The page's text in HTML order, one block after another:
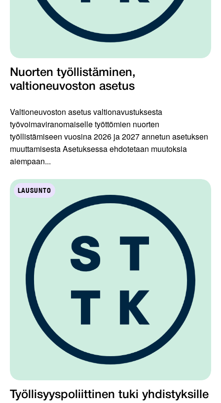
Nuorten työllistäminen,
valtioneuvoston asetus
Valtioneuvoston asetus valtionavustuksesta
työvoimaviranomaiselle työttömien nuorten
työllistämiseen vuosina 2026 ja 2027 annetun asetuksen
muuttamisesta Asetuksessa ehdotetaan muutoksia
aiempaan...
LAUSUNTO
Työllisyyspoliittinen tuki yhdistyksille